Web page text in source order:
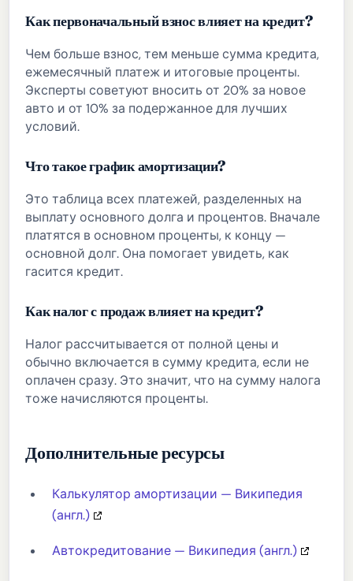
Как первоначальный взнос влияет на кредит?
Чем больше взнос, тем меньше сумма кредита,
ежемесячный платеж и итоговые проценты.
Эксперты советуют вносить от 20% за новое
авто и от 10% за подержанное для лучших
условий.
Что такое график амортизации?
Это таблица всех платежей, разделенных на
выплату основного долга и процентов. Вначале
платятся в основном проценты, к концу —
основной долг. Она помогает увидеть, как
гасится кредит.
Как налог с продаж влияет на кредит?
Налог рассчитывается от полной цены и
обычно включается в сумму кредита, если не
оплачен сразу. Это значит, что на сумму налога
тоже начисляются проценты.
Дополнительные ресурсы
Калькулятор амортизации — Википедия
(англ.)
Автокредитование — Википедия (англ.)